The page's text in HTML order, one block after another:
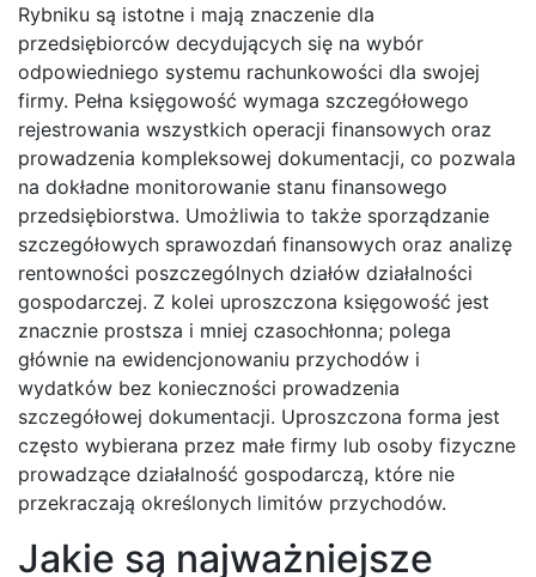
Rybniku są istotne i mają znaczenie dla
przedsiębiorców decydujących się na wybór
odpowiedniego systemu rachunkowości dla swojej
firmy. Pełna księgowość wymaga szczegółowego
rejestrowania wszystkich operacji finansowych oraz
prowadzenia kompleksowej dokumentacji, co pozwala
na dokładne monitorowanie stanu finansowego
przedsiębiorstwa. Umożliwia to także sporządzanie
szczegółowych sprawozdań finansowych oraz analizę
rentowności poszczególnych działów działalności
gospodarczej. Z kolei uproszczona księgowość jest
znacznie prostsza i mniej czasochłonna; polega
głównie na ewidencjonowaniu przychodów i
wydatków bez konieczności prowadzenia
szczegółowej dokumentacji. Uproszczona forma jest
często wybierana przez małe firmy lub osoby fizyczne
prowadzące działalność gospodarczą, które nie
przekraczają określonych limitów przychodów.
Jakie są najważniejsze